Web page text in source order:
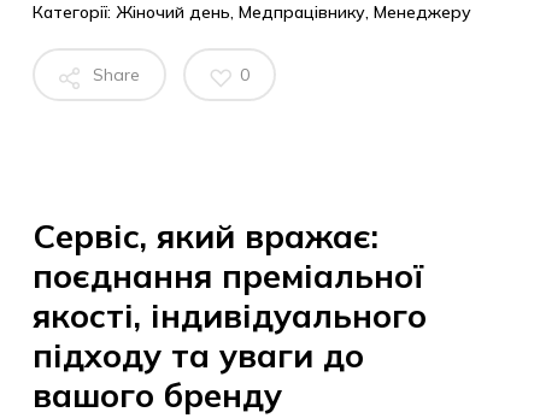
Категорії: Жіночий день, Медпрацівнику, Менеджеру
Share 0
Сервіс, який вражає:
поєднання преміальної
якості, індивідуального
підходу та уваги до
вашого бренду